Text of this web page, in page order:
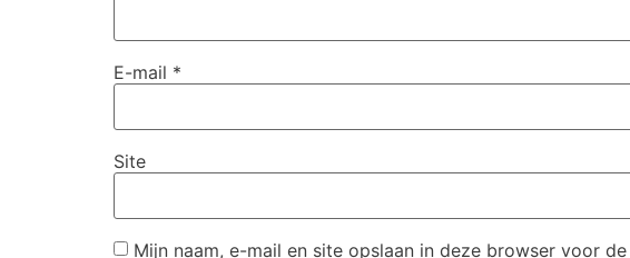
E-mail *
Site
Mijn naam, e-mail en site opslaan in deze browser voor